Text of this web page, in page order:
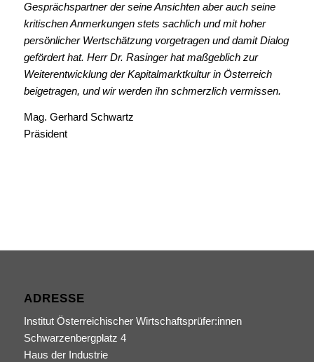
Gesprächspartner der seine Ansichten aber auch seine
kritischen Anmerkungen stets sachlich und mit hoher
persönlicher Wertschätzung vorgetragen und damit Dialog
gefördert hat. Herr Dr. Rasinger hat maßgeblich zur
Weiterentwicklung der Kapitalmarktkultur in Österreich
beigetragen, und wir werden ihn schmerzlich vermissen.
Mag. Gerhard Schwartz
Präsident
ADRESSE
Institut Österreichischer Wirtschaftsprüfer:innen
Schwarzenbergplatz 4
Haus der Industrie